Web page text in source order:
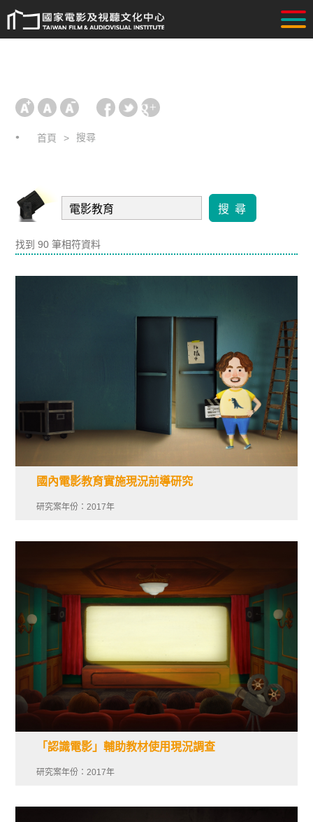
首頁 搜尋
搜 尋
找到 90 筆相符資料
國內電影教育實施現況前導研究
研究案年份：2017年
「認識電影」輔助教材使用現況調查
研究案年份：2017年